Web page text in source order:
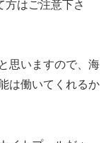
方はご注意下さ
思いますので、海
は働いてくれるか